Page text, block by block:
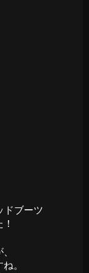
ドブーツ
。